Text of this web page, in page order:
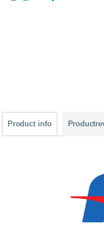
Product info